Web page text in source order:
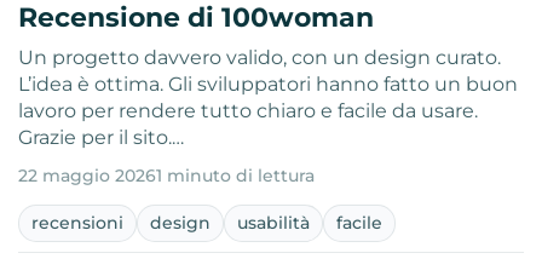
Recensione di 100woman
Un progetto davvero valido, con un design curato.
L’idea è ottima. Gli sviluppatori hanno fatto un buon
lavoro per rendere tutto chiaro e facile da usare.
Grazie per il sito.…
22 maggio 20261 minuto di lettura
recensioni design usabilità facile